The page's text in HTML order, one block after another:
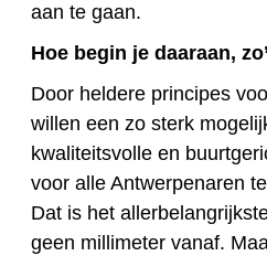
aan te gaan.
Hoe begin je daaraan,
Door heldere principes
willen een zo sterk
kwaliteitsvolle en
voor alle Antwerpenaren
Dat is het
geen millimeter vanaf.